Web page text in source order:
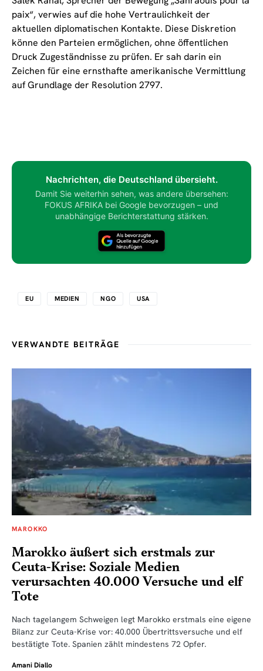
paix“, verwies auf die hohe Vertraulichkeit der
aktuellen diplomatischen Kontakte. Diese Diskretion
könne den Parteien ermöglichen, ohne öffentlichen
Druck Zugeständnisse zu prüfen. Er sah darin ein
Zeichen für eine ernsthafte amerikanische Vermittlung
auf Grundlage der Resolution 2797.
Nachrichten, die Deutschland übersieht.
Damit Sie weiterhin sehen, was andere übersehen:
FOKUS AFRIKA bei Google bevorzugen – und
unabhängige Berichterstattung stärken.
EU MEDIEN NGO USA
VERWANDTE BEITRÄGE
MAROKKO
Marokko äußert sich erstmals zur
Ceuta-Krise: Soziale Medien
verursachten 40.000 Versuche und elf
Tote
Nach tagelangem Schweigen legt Marokko erstmals eine eigene
Bilanz zur Ceuta-Krise vor: 40.000 Übertrittsversuche und elf
bestätigte Tote. Spanien zählt mindestens 72 Opfer.
Amani Diallo